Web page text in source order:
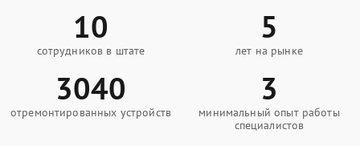
10
сотрудников в штате
5
лет на рынке
3040
отремонтированных устройств
3
минимальный опыт работы
специалистов